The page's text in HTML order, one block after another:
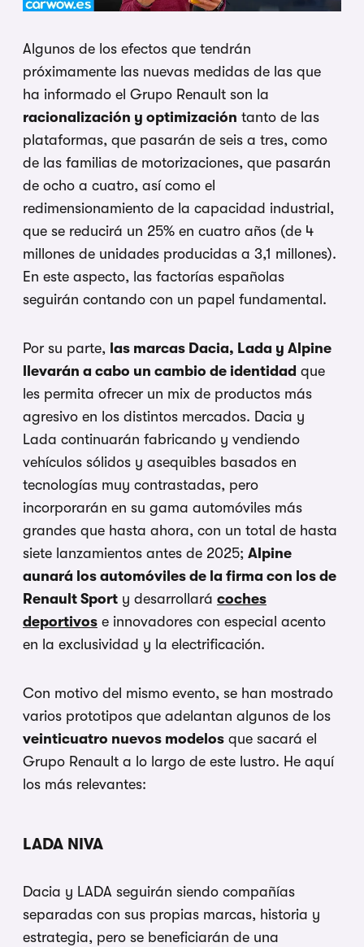
Algunos de los efectos que tendrán
próximamente las nuevas medidas de las que
ha informado el Grupo Renault son la
racionalización y optimización tanto de las
plataformas, que pasarán de seis a tres, como
de las familias de motorizaciones, que pasarán
de ocho a cuatro, así como el
redimensionamiento de la capacidad industrial,
que se reducirá un 25% en cuatro años (de 4
millones de unidades producidas a 3,1 millones).
En este aspecto, las factorías españolas
seguirán contando con un papel fundamental.
Por su parte, las marcas Dacia, Lada y Alpine
llevarán a cabo un cambio de identidad que
les permita ofrecer un mix de productos más
agresivo en los distintos mercados. Dacia y
Lada continuarán fabricando y vendiendo
vehículos sólidos y asequibles basados en
tecnologías muy contrastadas, pero
incorporarán en su gama automóviles más
grandes que hasta ahora, con un total de hasta
siete lanzamientos antes de 2025; Alpine
aunará los automóviles de la firma con los de
Renault Sport y desarrollará coches
deportivos e innovadores con especial acento
en la exclusividad y la electrificación.
Con motivo del mismo evento, se han mostrado
varios prototipos que adelantan algunos de los
veinticuatro nuevos modelos que sacará el
Grupo Renault a lo largo de este lustro. He aquí
los más relevantes:
LADA NIVA
Dacia y LADA seguirán siendo compañías
separadas con sus propias marcas, historia y
estrategia, pero se beneficiarán de una